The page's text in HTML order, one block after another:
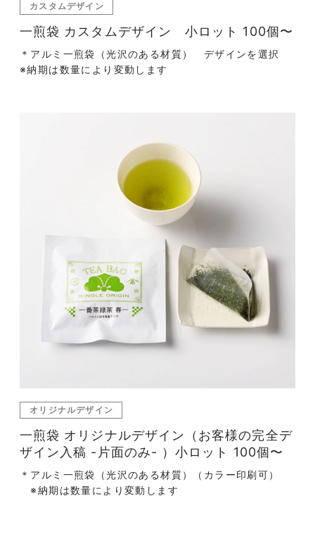
カスタムデザイン
一煎袋 カスタムデザイン 小ロット 100個〜
＊アルミ一煎袋（光沢のある材質） デザインを選択
※納期は数量により変動します
オリジナルデザイン
一煎袋 オリジナルデザイン（お客様の完全デ
ザイン入稿 -片面のみ- ）小ロット 100個〜
＊アルミ一煎袋（光沢のある材質）（カラー印刷可）
※納期は数量により変動します